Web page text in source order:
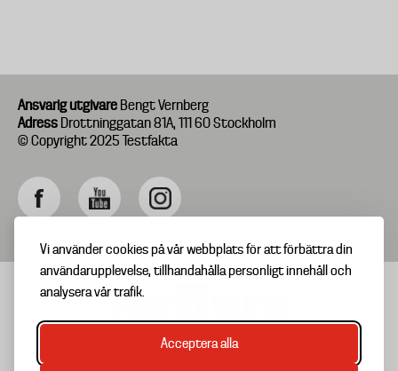
Vi använder cookies på vår webbplats för att förbättra din
användarupplevelse, tillhandahålla personligt innehåll och
analysera vår trafik.
Acceptera alla
Ansvarig utgivare Bengt Vernberg
Adress Drottninggatan 81A, 111 60 Stockholm
© Copyright 2025 Testfakta
TIPSA OSS